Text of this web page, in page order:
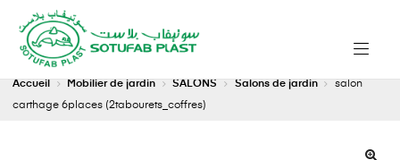
Accueil Mobilier de jardin SALONS Salons de jardin
salon
carthage 6places (2tabourets_coffres)